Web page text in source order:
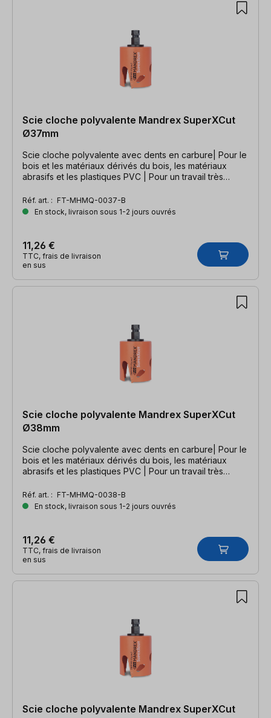
Scie cloche polyvalente Mandrex SuperXCut
Ø37mm
Scie cloche polyvalente avec dents en carbure| Pour le
bois et les matériaux dérivés du bois, les matériaux
abrasifs et les plastiques PVC | Pour un travail très
Réf. art. : FT-MHMQ-0037-B
En stock, livraison sous 1-2 jours ouvrés
11,26 €
TTC, frais de livraison
en sus
Scie cloche polyvalente Mandrex SuperXCut
Ø38mm
Scie cloche polyvalente avec dents en carbure| Pour le
bois et les matériaux dérivés du bois, les matériaux
abrasifs et les plastiques PVC | Pour un travail très
Réf. art. : FT-MHMQ-0038-B
En stock, livraison sous 1-2 jours ouvrés
11,26 €
TTC, frais de livraison
en sus
Scie cloche polyvalente Mandrex SuperXCut